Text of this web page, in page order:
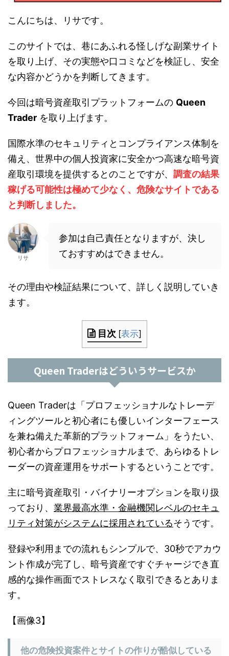
こんにちは、リサです。
このサイトでは、巷にあふれる怪しげな副業サイト
を取り上げ、その実態や口コミなどを検証し、安全
な内容かどうかを判断してきます。
今回は暗号資産取引プラットフォームの Queen
Trader を取り上げます。
国際水準のセキュリティとコンプライアンス体制を
備え、世界中の個人投資家に安全かつ高速な暗号資
産取引環境を提供するとのことですが、 調査の結果
稼げる可能性は極めて少なく、危険なサイトである
と判断しました。
リサ
参加は自己責任となりますが、決し
ておすすめはできません。
その理由や検証結果について、詳しく説明していき
ます。
目次 [表示]
Queen Traderはどういうサービスか
Queen Traderは「プロフェッショナルなトレーデ
ィングツールと初心者にも優しいインターフェース
を兼ね備えた革新的プラットフォーム」をうたい、
初心者からプロフェッショナルまで、あらゆるトレ
ーダーの資産運用をサポートするということです。
主に暗号資産取引・バイナリーオプションを取り扱
っており、 業界最高水準・金融機関レベルのセキュ
リティ対策がシステムに採用されているそうです。
登録や利用までの流れもシンプルで、30秒でアカウ
ント作成が完了し、暗号資産ですぐチャージでき直
感的な操作画面でストレスなく取引できるとありま
す。
【画像3】
他の危険投資案件とサイトの作りが酷似している